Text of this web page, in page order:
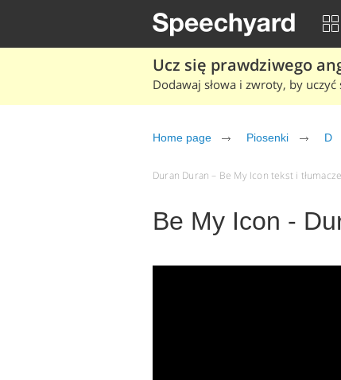
Ucz się prawdziwego
Dodawaj słowa i zwroty, by
Home page Piosenki D
Duran Duran – Be My Icon tekst i
Be My Icon -